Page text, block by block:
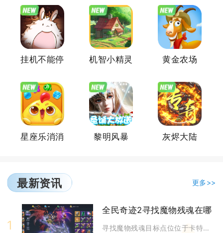
挂机不能停 机智小精灵 黄金农场
星座乐消消 黎明风暴 灰烬大陆
最新资讯 更多>>
1
全民奇迹2寻找魔物残魂在哪
寻找魔物残魂目标点位位于卡特鲁遗迹地图内部的长廊区域，接取奇遇任务之后